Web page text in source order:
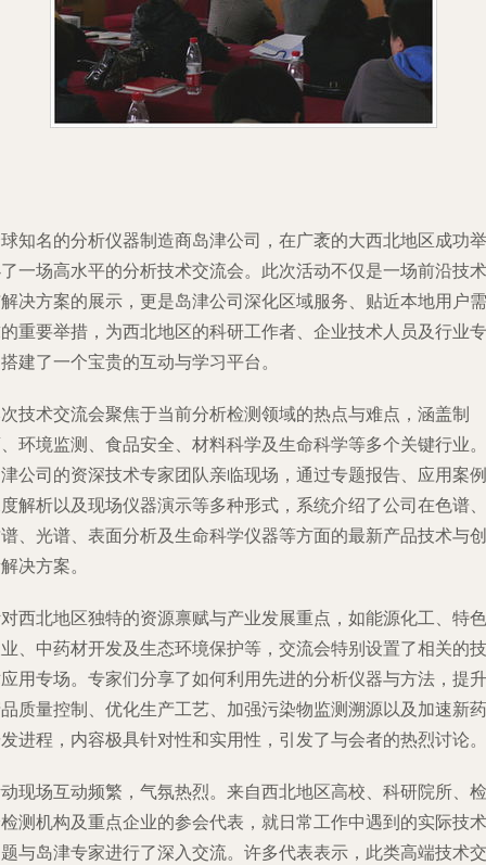
知名的分析仪器制造商岛津公司，在广袤的大西北地区成功举
一场高水平的分析技术交流会。此次活动不仅是一场前沿技术
决方案的展示，更是岛津公司深化区域服务、贴近本地用户需
重要举措，为西北地区的科研工作者、企业技术人员及行业专
建了一个宝贵的互动与学习平台。
技术交流会聚焦于当前分析检测领域的热点与难点，涵盖制
环境监测、食品安全、材料科学及生命科学等多个关键行业。
公司的资深技术专家团队亲临现场，通过专题报告、应用案例
解析以及现场仪器演示等多种形式，系统介绍了公司在色谱、
、光谱、表面分析及生命科学仪器等方面的最新产品技术与创
决方案。
西北地区独特的资源禀赋与产业发展重点，如能源化工、特色
、中药材开发及生态环境保护等，交流会特别设置了相关的技
用专场。专家们分享了如何利用先进的分析仪器与方法，提升
质量控制、优化生产工艺、加强污染物监测溯源以及加速新药
进程，内容极具针对性和实用性，引发了与会者的热烈讨论。
现场互动频繁，气氛热烈。来自西北地区高校、科研院所、检
测机构及重点企业的参会代表，就日常工作中遇到的实际技术
与岛津专家进行了深入交流。许多代表表示，此类高端技术交